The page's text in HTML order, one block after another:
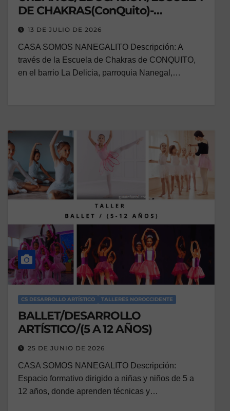
DE CHAKRAS(ConQuito)-
NANEGAL (LA DELICIA)
13 DE JULIO DE 2026
CASA SOMOS NANEGALITO Descripción: A
través de la Escuela de Chakras de CONQUITO,
en el barrio La Delicia, parroquia Nanegal,…
CS DESARROLLO ARTÍSTICO TALLERES NOROCCIDENTE
BALLET/DESARROLLO
ARTÍSTICO/(5 A 12 AÑOS)
25 DE JUNIO DE 2026
CASA SOMOS NANEGALITO Descripción:
Espacio formativo dirigido a niñas y niños de 5 a
12 años, donde aprenden técnicas y…